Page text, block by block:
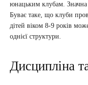
юнацьким клубам. Значна
Буває таке, що клуби
дітей віком 8-9 років
однієї структури.
Дисципліна